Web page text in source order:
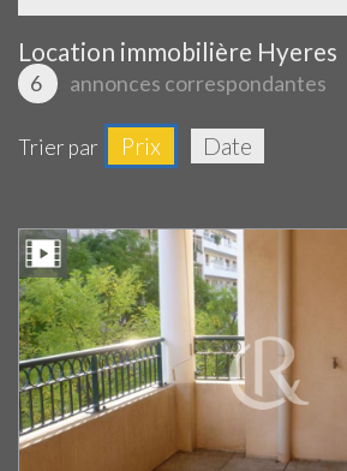
Location immobilière Hyeres
6 annonces correspondantes
Trier par Prix Date